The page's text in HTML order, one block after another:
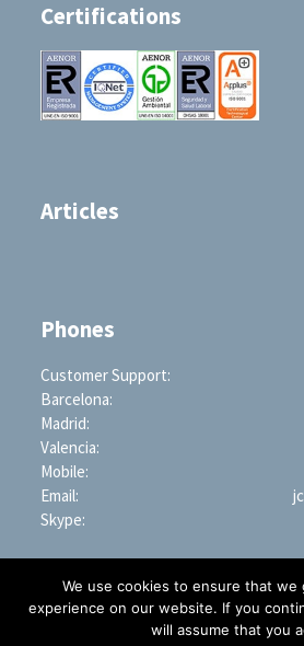
Certifications
Articles
Phones
Customer Support:
Barcelona:
Madrid:
Valencia:
Mobile:
Email:
Skype:
PROFESSIONAL SEARCH ENGINE
We use cookies to ensure that
experience on our website. If you
will assume that you